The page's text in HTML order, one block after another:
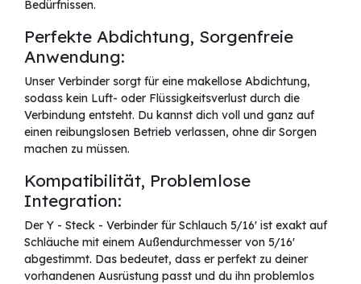
Bedürfnissen.
Perfekte Abdichtung, Sorgenfreie
Anwendung:
Unser Verbinder sorgt für eine makellose Abdichtung,
sodass kein Luft- oder Flüssigkeitsverlust durch die
Verbindung entsteht. Du kannst dich voll und ganz auf
einen reibungslosen Betrieb verlassen, ohne dir Sorgen
machen zu müssen.
Kompatibilität, Problemlose
Integration:
Der Y - Steck - Verbinder für Schlauch 5/16' ist exakt auf
Schläuche mit einem Außendurchmesser von 5/16'
abgestimmt. Das bedeutet, dass er perfekt zu deiner
vorhandenen Ausrüstung passt und du ihn problemlos